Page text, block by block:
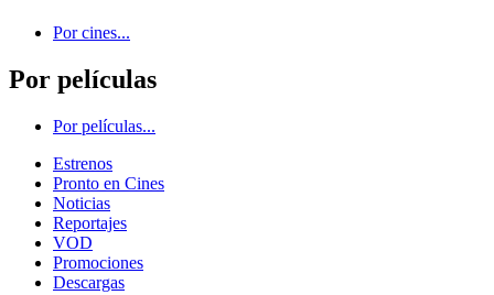
Por cines...
Por películas
Por películas...
Estrenos
Pronto en Cines
Noticias
Reportajes
VOD
Promociones
Descargas